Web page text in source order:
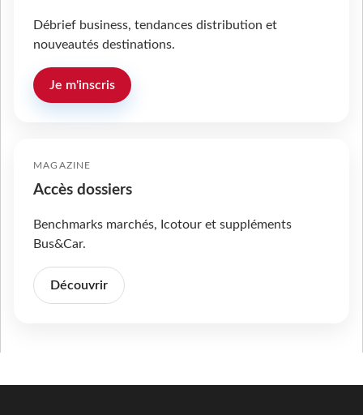
Débrief business, tendances distribution et
nouveautés destinations.
Je m'inscris
MAGAZINE
Accès dossiers
Benchmarks marchés, Icotour et suppléments
Bus&Car.
Découvrir